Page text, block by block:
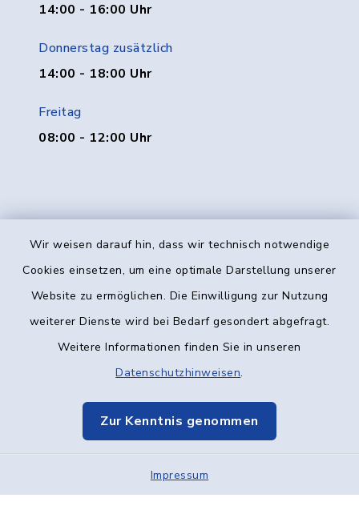
Wir weisen darauf hin, dass wir technisch notwendige
Cookies einsetzen, um eine optimale Darstellung unserer
Website zu ermöglichen. Die Einwilligung zur Nutzung
weiterer Dienste wird bei Bedarf gesondert abgefragt.
Weitere Informationen finden Sie in unseren
Datenschutzhinweisen.
Zur Kenntnis genommen
Impressum
14:00 - 16:00 Uhr
Donnerstag zusätzlich
14:00 - 18:00 Uhr
Freitag
08:00 - 12:00 Uhr
Kontakt
Datenschutz
Elektronische Kommunikation
Sitemap